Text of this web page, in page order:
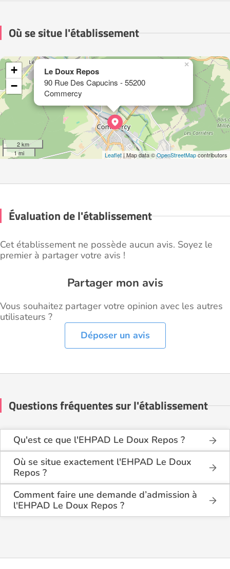
Où se situe l'établissement
Le Doux Repos
90 Rue Des Capucins - 55200
Commercy
×
+
−
2 km
1 mi
Leaflet| Map data ©OpenStreetMapcontributors
Évaluation de l'établissement
Cet établissement ne possède aucun avis. Soyez le
premier à partager votre avis !
Partager mon avis
Vous souhaitez partager votre opinion avec les autres
utilisateurs ?
Déposer un avis
Questions fréquentes sur l'établissement
Qu'est ce que l'EHPAD Le Doux Repos ?
L'EHPAD Le Doux Repos est une maison de retraite
médicalisée de type hébergement permanent,
accueil de jour , située à Commercy (55200).
Où se situe exactement l'EHPAD Le Doux
Repos ?
L'EHPAD Le Doux Repos est situé 90 Rue Des
Capucins à Commercy (55200), dans la Meuse (55).
Comment faire une demande d’admission à
l'EHPAD Le Doux Repos ?
La demande s’effectue directement via le formulaire
les coûts et les démarches administratives